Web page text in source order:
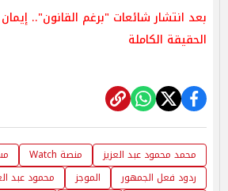
بعد انتشار شائعات "برغم القانون"..
الحقيقة الكاملة
محمد محمود عبد العزيز منصة Watch
ردود فعل الجمهور
الموجز محمود عبد